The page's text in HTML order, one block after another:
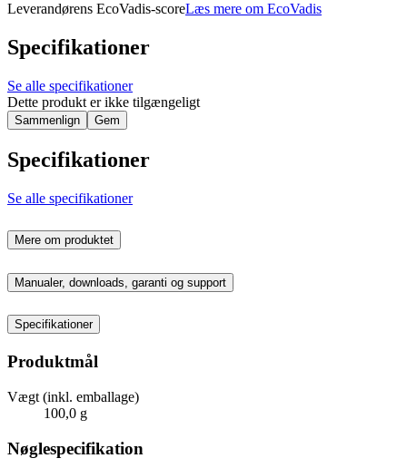
Leverandørens EcoVadis-scoreLæs mere om EcoVadis
Specifikationer
Se alle specifikationer
Dette produkt er ikke tilgængeligt
Sammenlign Gem
Specifikationer
Se alle specifikationer
Mere om produktet
Manualer, downloads, garanti og support
Specifikationer
Produktmål
Vægt (inkl. emballage)
100,0 g
Nøglespecifikation